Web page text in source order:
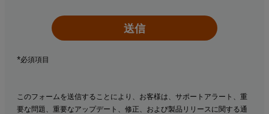
送信
*必須項目
このフォームを送信することにより、お客様は、サポートアラート、重
要な問題、重要なアップデート、修正、および製品リリースに関する通